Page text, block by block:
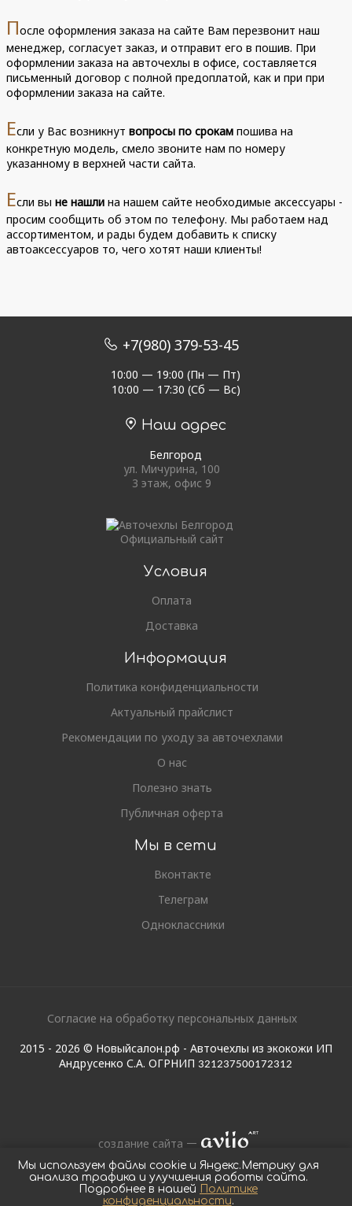
После оформления заказа на сайте Вам перезвонит наш
менеджер, согласует заказ, и отправит его в пошив. При
оформлении заказа на авточехлы в офисе, составляется
письменный договор с полной предоплатой, как и при при
оформлении заказа на сайте.
Если у Вас возникнутвопросы по срокам пошива на
конкретную модель, смело звоните нам по номеру
указанному в верхней части сайта.
Если выне нашлина нашем сайте необходимые аксессуары -
просим сообщить об этом по телефону. Мы работаем над
ассортиментом, и рады будем добавить к списку
автоаксессуаров то, чего хотят наши клиенты!
+7(980) 379-53-45
10:00 — 19:00 (Пн — Пт)
10:00 — 17:30 (Сб — Вс)
Наш адрес
Белгород
ул. Мичурина, 100
3 этаж, офис 9
Официальный сайт
Условия
Оплата
Доставка
Информация
Политика конфиденциальности
Актуальный прайслист
Рекомендации по уходу за авточехлами
О нас
Полезно знать
Публичная оферта
Мы в сети
Вконтакте
Телеграм
Одноклассники
Согласие на обработку персональных данных
2015 - 2026 © Новыйсалон.рф - Авточехлы из экокожи ИП
Андрусенко С.А. ОГРНИП 321237500172312
создание сайта
Мы используем файлы cookie и Яндекс.Метрику для
анализа трафика и улучшения работы сайта.
Подробнее в нашей
Политике
конфиденциальности.